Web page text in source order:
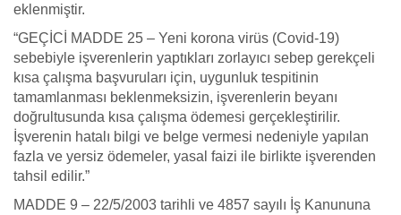
eklenmiştir.
“GEÇİCİ MADDE 25 – Yeni korona virüs (Covid-19)
sebebiyle işverenlerin yaptıkları zorlayıcı sebep gerekçeli
kısa çalışma başvuruları için, uygunluk tespitinin
tamamlanması beklenmeksizin, işverenlerin beyanı
doğrultusunda kısa çalışma ödemesi gerçekleştirilir.
İşverenin hatalı bilgi ve belge vermesi nedeniyle yapılan
fazla ve yersiz ödemeler, yasal faizi ile birlikte işverenden
tahsil edilir.”
MADDE 9 – 22/5/2003 tarihli ve 4857 sayılı İş Kanununa